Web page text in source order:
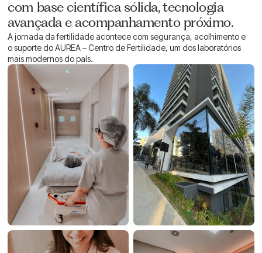
com base científica sólida, tecnologia
avançada e acompanhamento próximo.
A jornada da fertilidade acontece com segurança, acolhimento e
o suporte do AUREA – Centro de Fertilidade, um dos laboratórios
mais modernos do país.